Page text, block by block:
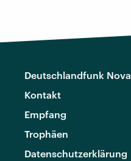
Deutschlandfunk Nova
Kontakt
Empfang
Trophäen
Datenschutzerklärung